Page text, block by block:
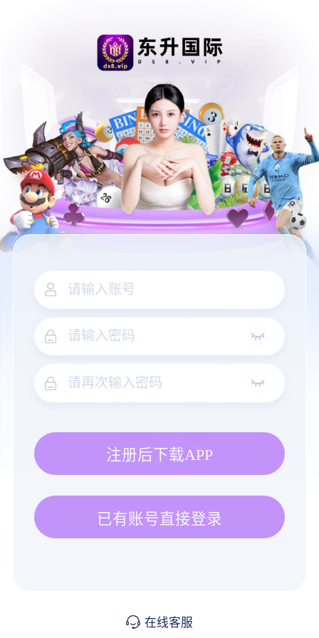
注册后下载APP
已有账号直接登录
在线客服